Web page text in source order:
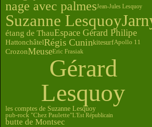
nage avec palmesJean-Jules Lesquoy
Suzanne Lesquoy
étang de ThauEspace Gérard Philipe
HattonchâtelRégis CuninkitesurfApollo 11
CrozonMeuseEric Frasiak
Gérard
Lesquoy
les comptes de Suzanne Lesquoy
pub-rock "Chez Paulette"L'Est Républicain
butte de Montsec